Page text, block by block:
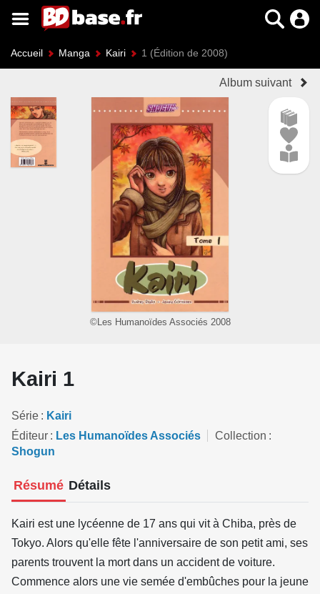
Accueil Manga Kairi 1 (Édition de 2008)
Album suivant
©Les Humanoïdes Associés 2008
Kairi 1
Série
Kairi
Éditeur
Les Humanoïdes Associés
Collection
Shogun
Résumé Détails
Kairi est une lycéenne de 17 ans qui vit à Chiba, près de
Tokyo. Alors qu'elle fête l'anniversaire de son petit ami, ses
parents trouvent la mort dans un accident de voiture.
Commence alors une vie semée d'embûches pour la jeune